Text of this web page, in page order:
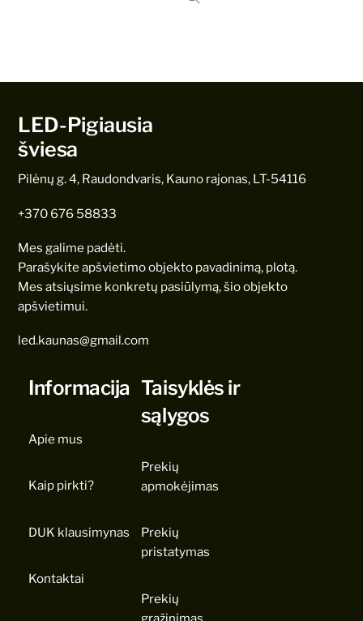
LED-Pigiausia
šviesa
Pilėnų g. 4, Raudondvaris, Kauno rajonas, LT-54116
+370 676 58833
Mes galime padėti.
Parašykite apšvietimo objekto pavadinimą, plotą.
Mes atsiųsime konkretų pasiūlymą, šio objekto
apšvietimui.
led.kaunas@gmail.com
Informacija
Apie mus
Kaip pirkti?
DUK klausimynas
Kontaktai
Taisyklės ir
sąlygos
Prekių
apmokėjimas
Prekių
pristatymas
Prekių